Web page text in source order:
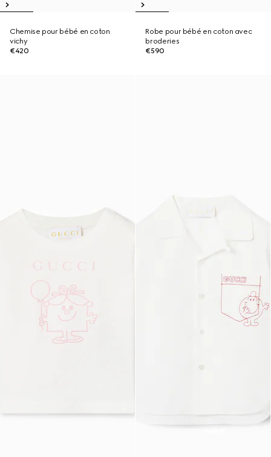
Chemise pour bébé en coton
vichy
€420
Robe pour bébé en coton avec
broderies
€590